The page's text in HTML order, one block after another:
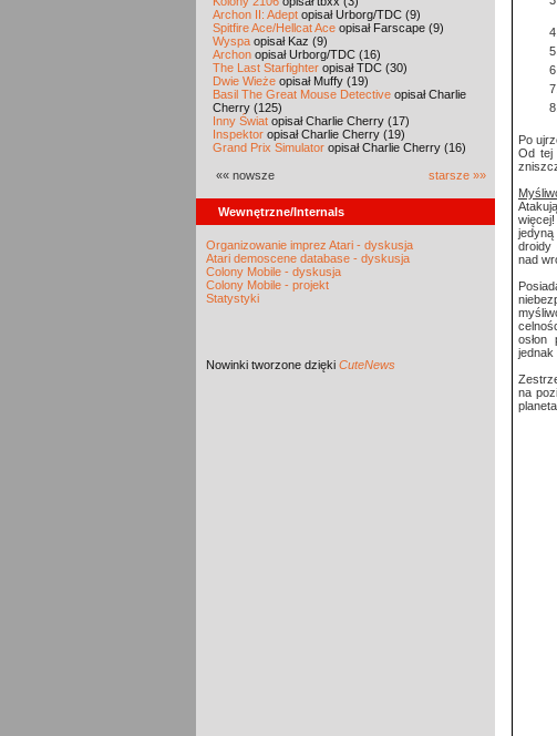
Archon II: Adept opisał Urborg/TDC (9)
Spitfire Ace/Hellcat Ace opisał Farscape (9)
Wyspa opisał Kaz (9)
Archon opisał Urborg/TDC (16)
The Last Starfighter opisał TDC (30)
Dwie Wieże opisał Muffy (19)
Basil The Great Mouse Detective opisał Charlie
Cherry (125)
Inny Świat opisał Charlie Cherry (17)
Inspektor opisał Charlie Cherry (19)
Grand Prix Simulator opisał Charlie Cherry (16)
«« nowsze starsze »»
Wewnętrzne/Internals
Organizowanie imprez Atari - dyskusja
Atari demoscene database - dyskusja
Colony Mobile - dyskusja
Colony Mobile - projekt
Statystyki
Nowinki tworzone dzięki CuteNews
Po
Od tej
droidy
nad
osłon
jednak
na